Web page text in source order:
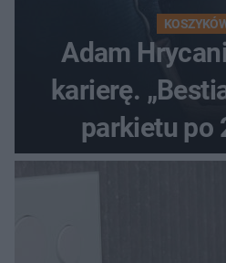
Adam
karierę.
parkietu po